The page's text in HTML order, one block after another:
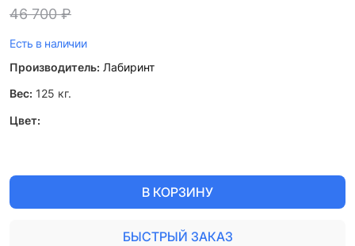
46 700 ₽
Есть в наличии
Производитель: Лабиринт
Вес: 125 кг.
Цвет:
В КОРЗИНУ
БЫСТРЫЙ ЗАКАЗ